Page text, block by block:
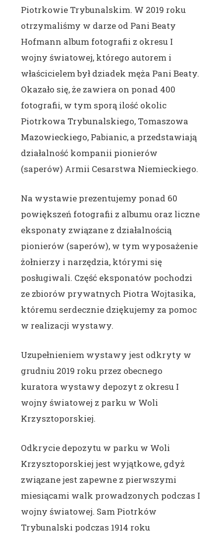
Piotrkowie Trybunalskim. W 2019 roku
otrzymaliśmy w darze od Pani Beaty
Hofmann album fotografii z okresu I
wojny światowej, którego autorem i
właścicielem był dziadek męża Pani Beaty.
Okazało się, że zawiera on ponad 400
fotografii, w tym sporą ilość okolic
Piotrkowa Trybunalskiego, Tomaszowa
Mazowieckiego, Pabianic, a przedstawiają
działalność kompanii pionierów
(saperów) Armii Cesarstwa Niemieckiego.
Na wystawie prezentujemy ponad 60
powiększeń fotografii z albumu oraz liczne
eksponaty związane z działalnością
pionierów (saperów), w tym wyposażenie
żołnierzy i narzędzia, którymi się
posługiwali. Część eksponatów pochodzi
ze zbiorów prywatnych Piotra Wojtasika,
któremu serdecznie dziękujemy za pomoc
w realizacji wystawy.
Uzupełnieniem wystawy jest odkryty w
grudniu 2019 roku przez obecnego
kuratora wystawy depozyt z okresu I
wojny światowej z parku w Woli
Krzysztoporskiej.
Odkrycie depozytu w parku w Woli
Krzysztoporskiej jest wyjątkowe, gdyż
związane jest zapewne z pierwszymi
miesiącami walk prowadzonych podczas I
wojny światowej. Sam Piotrków
Trybunalski podczas 1914 roku